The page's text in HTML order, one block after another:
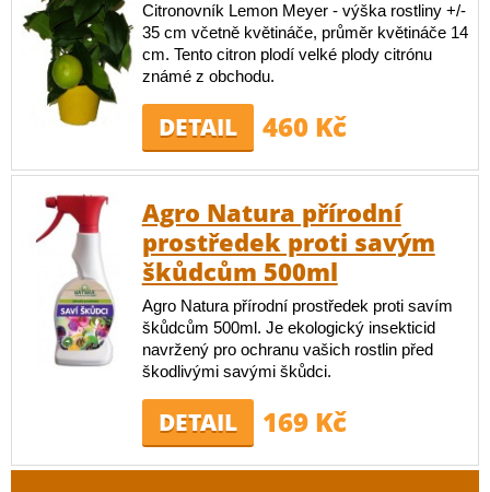
Citronovník Lemon Meyer - výška rostliny +/-
35 cm včetně květináče, průměr květináče 14
cm. Tento citron plodí velké plody citrónu
známé z obchodu.
DETAIL 460 Kč
Agro Natura přírodní
prostředek proti savým
škůdcům 500ml
Agro Natura přírodní prostředek proti savím
škůdcům 500ml. Je ekologický insekticid
navržený pro ochranu vašich rostlin před
škodlivými savými škůdci.
DETAIL 169 Kč